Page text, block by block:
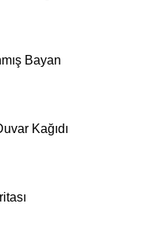
Bayan
Kağıdı